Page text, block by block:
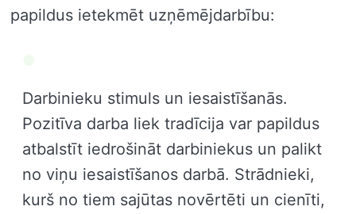
papildus ietekmēt uzņēmējdarbību:
Darbinieku stimuls un iesaistīšanās.
Pozitīva darba liek tradīcija var papildus
atbalstīt iedrošināt darbiniekus un palikt
no viņu iesaistīšanos darbā. Strādnieki,
kurš no tiem sajūtas novērtēti un cienīti,